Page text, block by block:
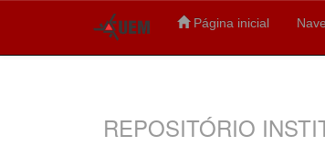
Página inicial
REPOSITÓRIO